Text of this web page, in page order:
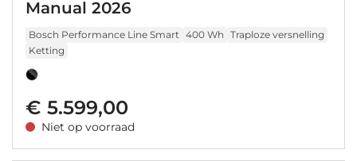
Manual 2026
Bosch Performance Line Smart 400 Wh Traploze versnelling
Ketting
€ 5.599,00
Niet op voorraad